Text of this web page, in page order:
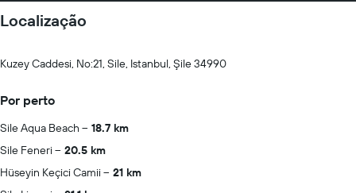
Localização
Kuzey Caddesi, No:21, Sile, Istanbul, Şile 34990
Por perto
Sile Aqua Beach
18.7 km
Sile Feneri
20.5 km
Hüseyin Keçici Camii
21 km